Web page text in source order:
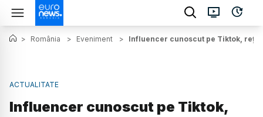
> România > Eveniment > Influencer cunoscut pe Tiktok,
ACTUALITATE
Influencer cunoscut pe Tiktok,